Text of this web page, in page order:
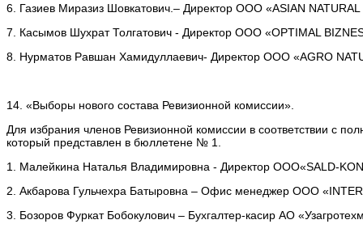
6. Газиев Миразиз Шовкатович.– Директор ООО «ASIAN NATURAL
7. Касымов Шухрат Толгатович - Директор ООО «OPTIMAL
8. Нурматов Равшан Хамидуллаевич- Директор ООО «AGRO
14. «Выборы нового состава Ревизионной комиссии».
Для избрания членов Ревизионной комиссии в соответствии с
который представлен в бюллетене № 1.
1. Малейкина Наталья Владимировна - Директор ООО«SALD-
2. Акбарова Гульчехра Батыровна – Офис менеджер ООО
3. Бозоров Фуркат Бобокулович – Бухгалтер-касир АО